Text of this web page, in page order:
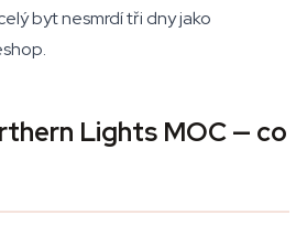
byt nesmrdí tři dny jako
Lights MOC — co